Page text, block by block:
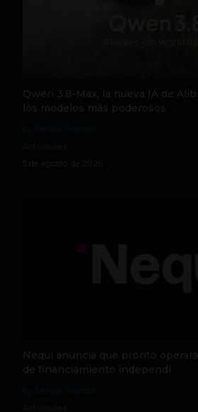
Qwen 3.8-Max, la nueva IA de
los modelos más poderosos
5 de agosto de 2026
Nequi anuncia que pronto
de financiamiento independi